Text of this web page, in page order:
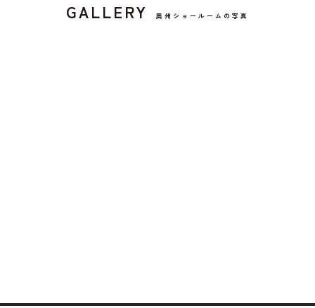
GALLERY 奥州ショールームの写真